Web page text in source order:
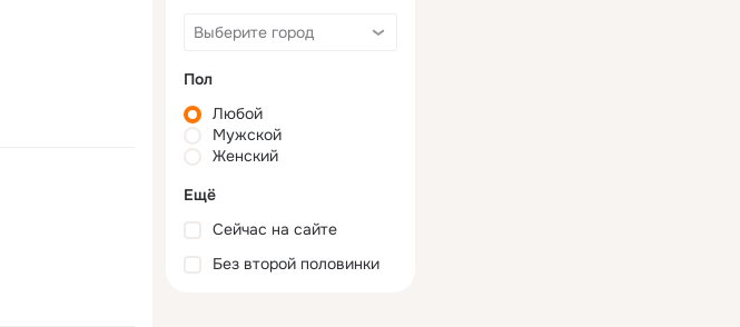
Пол
Любой
Мужской
Женский
Ещё
Сейчас на сайте
Без второй половинки